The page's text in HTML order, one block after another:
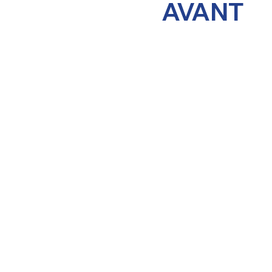
AVANT